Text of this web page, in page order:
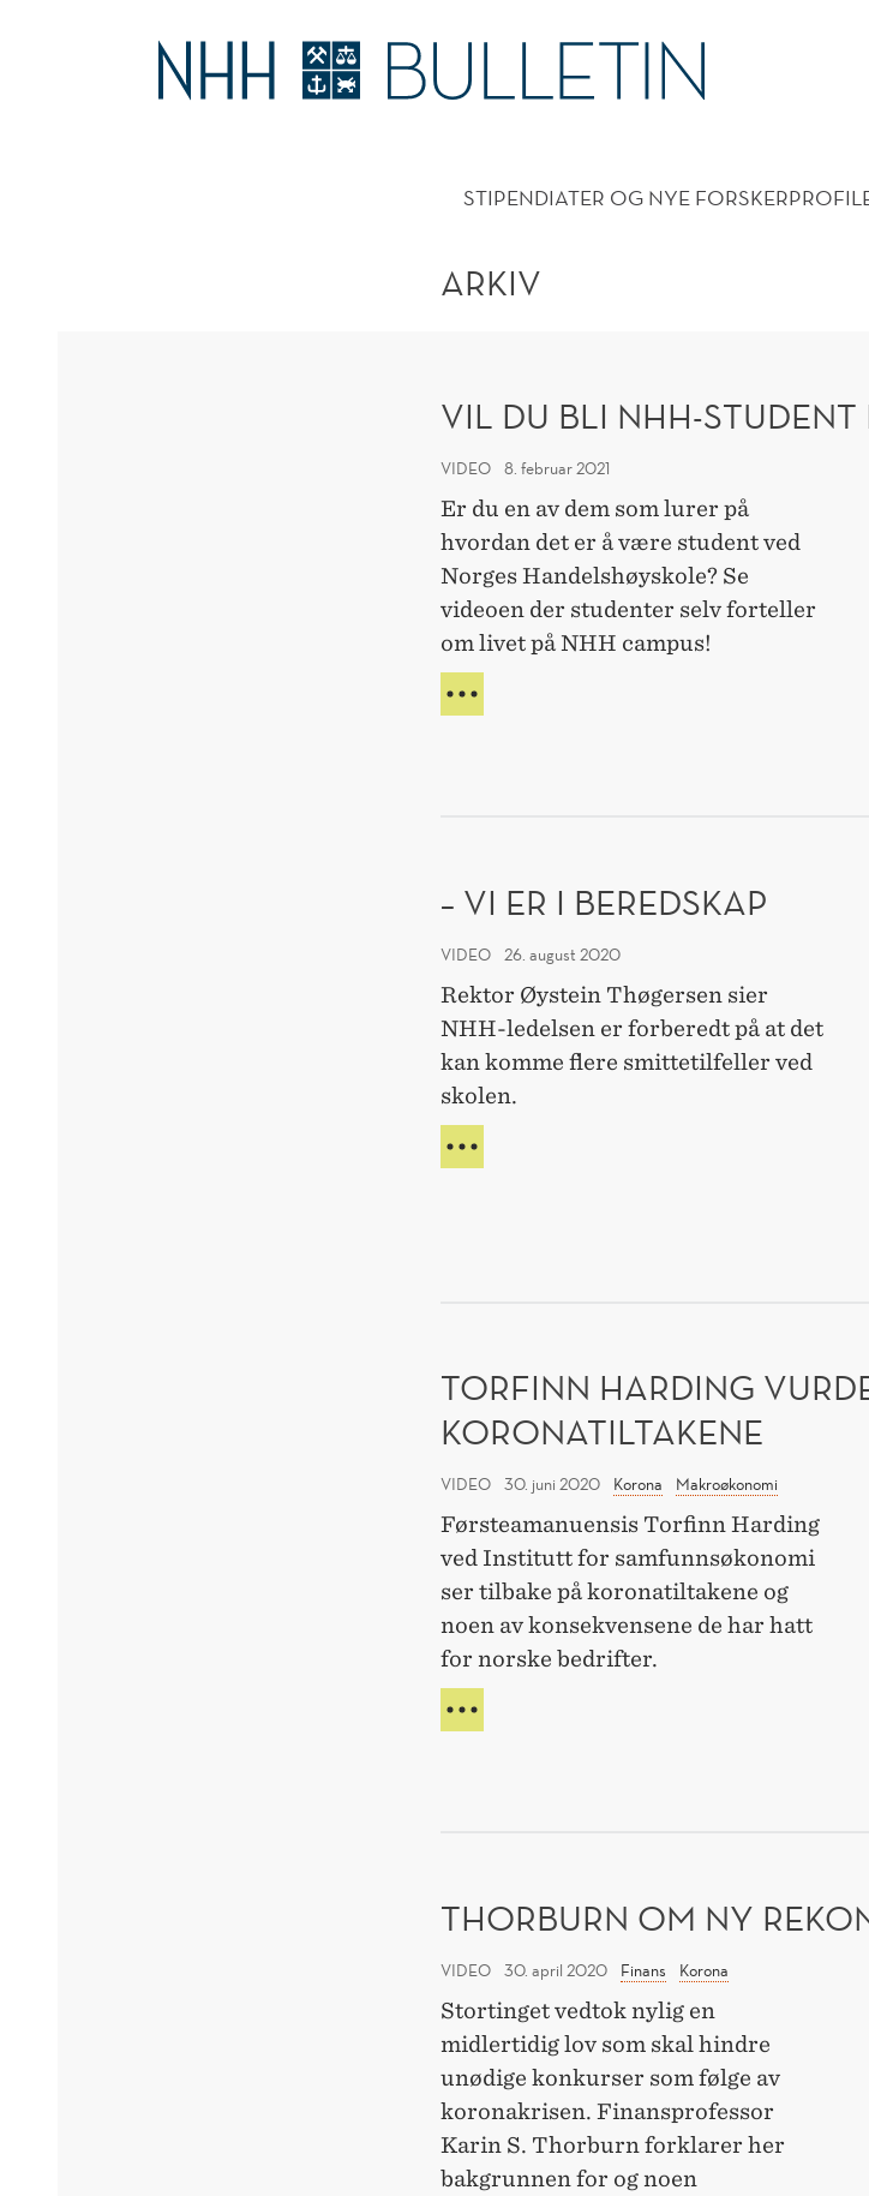
STIPENDIATER OG NYE
ARKIV
VIL DU BLI NHH-STUDENT
VIDEO 8. februar 2021
Er du en av dem som lurer på
hvordan det er å være student ved
Norges Handelshøyskole? Se
videoen der studenter selv forteller
om livet på NHH campus!
– VI ER I BEREDSKAP
VIDEO 26. august 2020
Rektor Øystein Thøgersen sier
NHH-ledelsen er forberedt på at det
kan komme flere smittetilfeller ved
skolen.
TORFINN HARDING
KORONATILTAKENE
VIDEO 30. juni 2020 Korona Makroøkonomi
Førsteamanuensis Torfinn Harding
ved Institutt for samfunnsøkonomi
ser tilbake på koronatiltakene og
noen av konsekvensene de har hatt
for norske bedrifter.
THORBURN OM NY
VIDEO 30. april 2020 Finans Korona
Stortinget vedtok nylig en
midlertidig lov som skal hindre
unødige konkurser som følge av
koronakrisen. Finansprofessor
Karin S. Thorburn forklarer her
bakgrunnen for og noen